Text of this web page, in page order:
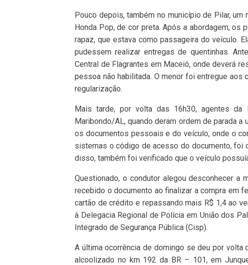
Pouco depois, também no município de Pilar,
Honda Pop, de cor preta. Após a abordagem, os
rapaz, que estava como passageira do veículo.
pudessem realizar entregas de quentinhas.
Central de Flagrantes em Maceió, onde deverá
pessoa não habilitada. O menor foi entregue
regularização.
Mais tarde, por volta das 16h30, agentes da
Maribondo/AL, quando deram ordem de parada
os documentos pessoais e do veículo, onde o
sistemas o código de acesso do documento, foi
disso, também foi verificado que o veículo
Questionado, o condutor alegou desconhecer a
recebido o documento ao finalizar a compra em
cartão de crédito e repassando mais R$ 1,4 ao
à Delegacia Regional de Polícia em União dos
Integrado de Segurança Pública (Cisp).
A última ocorrência de domingo se deu por
alcoolizado no km 192 da BR – 101, em